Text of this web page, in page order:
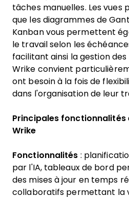
tâches manuelles. Les vues
que les diagrammes de
Kanban vous permettent
le travail selon les
facilitant ainsi la gestion
Wrike convient
ont besoin à la fois de
dans l'organisation de leur
Principales
Wrike
Fonctionnalités :
par l'IA, tableaux de bord
des mises à jour en temps
collaboratifs permettant la